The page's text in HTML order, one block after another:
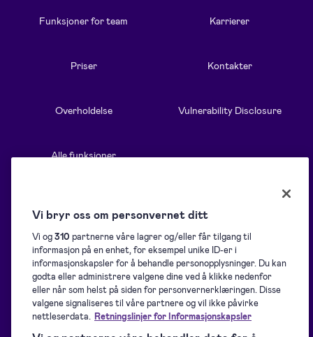
Funksjoner for team
Priser
Overholdelse
Alle funksjoner
Karrierer
Kontakter
Vulnerability Disclosure
Blogg
Hjelpeside
Oversikt
Samling av signaturer
Vi bryr oss om personvernet ditt
Vi og310 partnerne våre lagrer og/eller får tilgang til
informasjon på en enhet, for eksempel unike ID-er i
informasjonskapsler for å behandle personopplysninger. Du kan
godta eller administrere valgene dine ved å klikke nedenfor
eller når som helst på siden for personvernerklæringen. Disse
valgene signaliseres til våre partnere og vil ikke påvirke
nettleserdata. Retningslinjer for Informasjonskapsler